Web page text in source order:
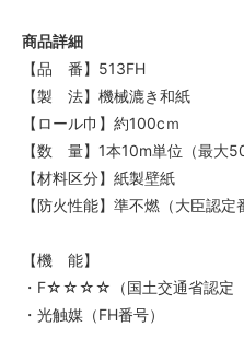
商品詳細
【品 番】513FH
【製 法】機械漉き和紙
【ロール巾】約100cｍ
【数 量】1本10m単位（最大
【材料区分】紙製壁紙
【防火性能】準不燃（大臣認定
【機 能】
・F☆☆☆☆（国土交通省認定
・光触媒（FH番号）